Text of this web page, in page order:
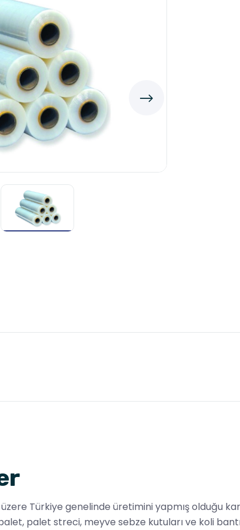
Türkiye genelinde üretimini yapmış olduğu
palet streci, meyve sebze kutuları ve koli bantı